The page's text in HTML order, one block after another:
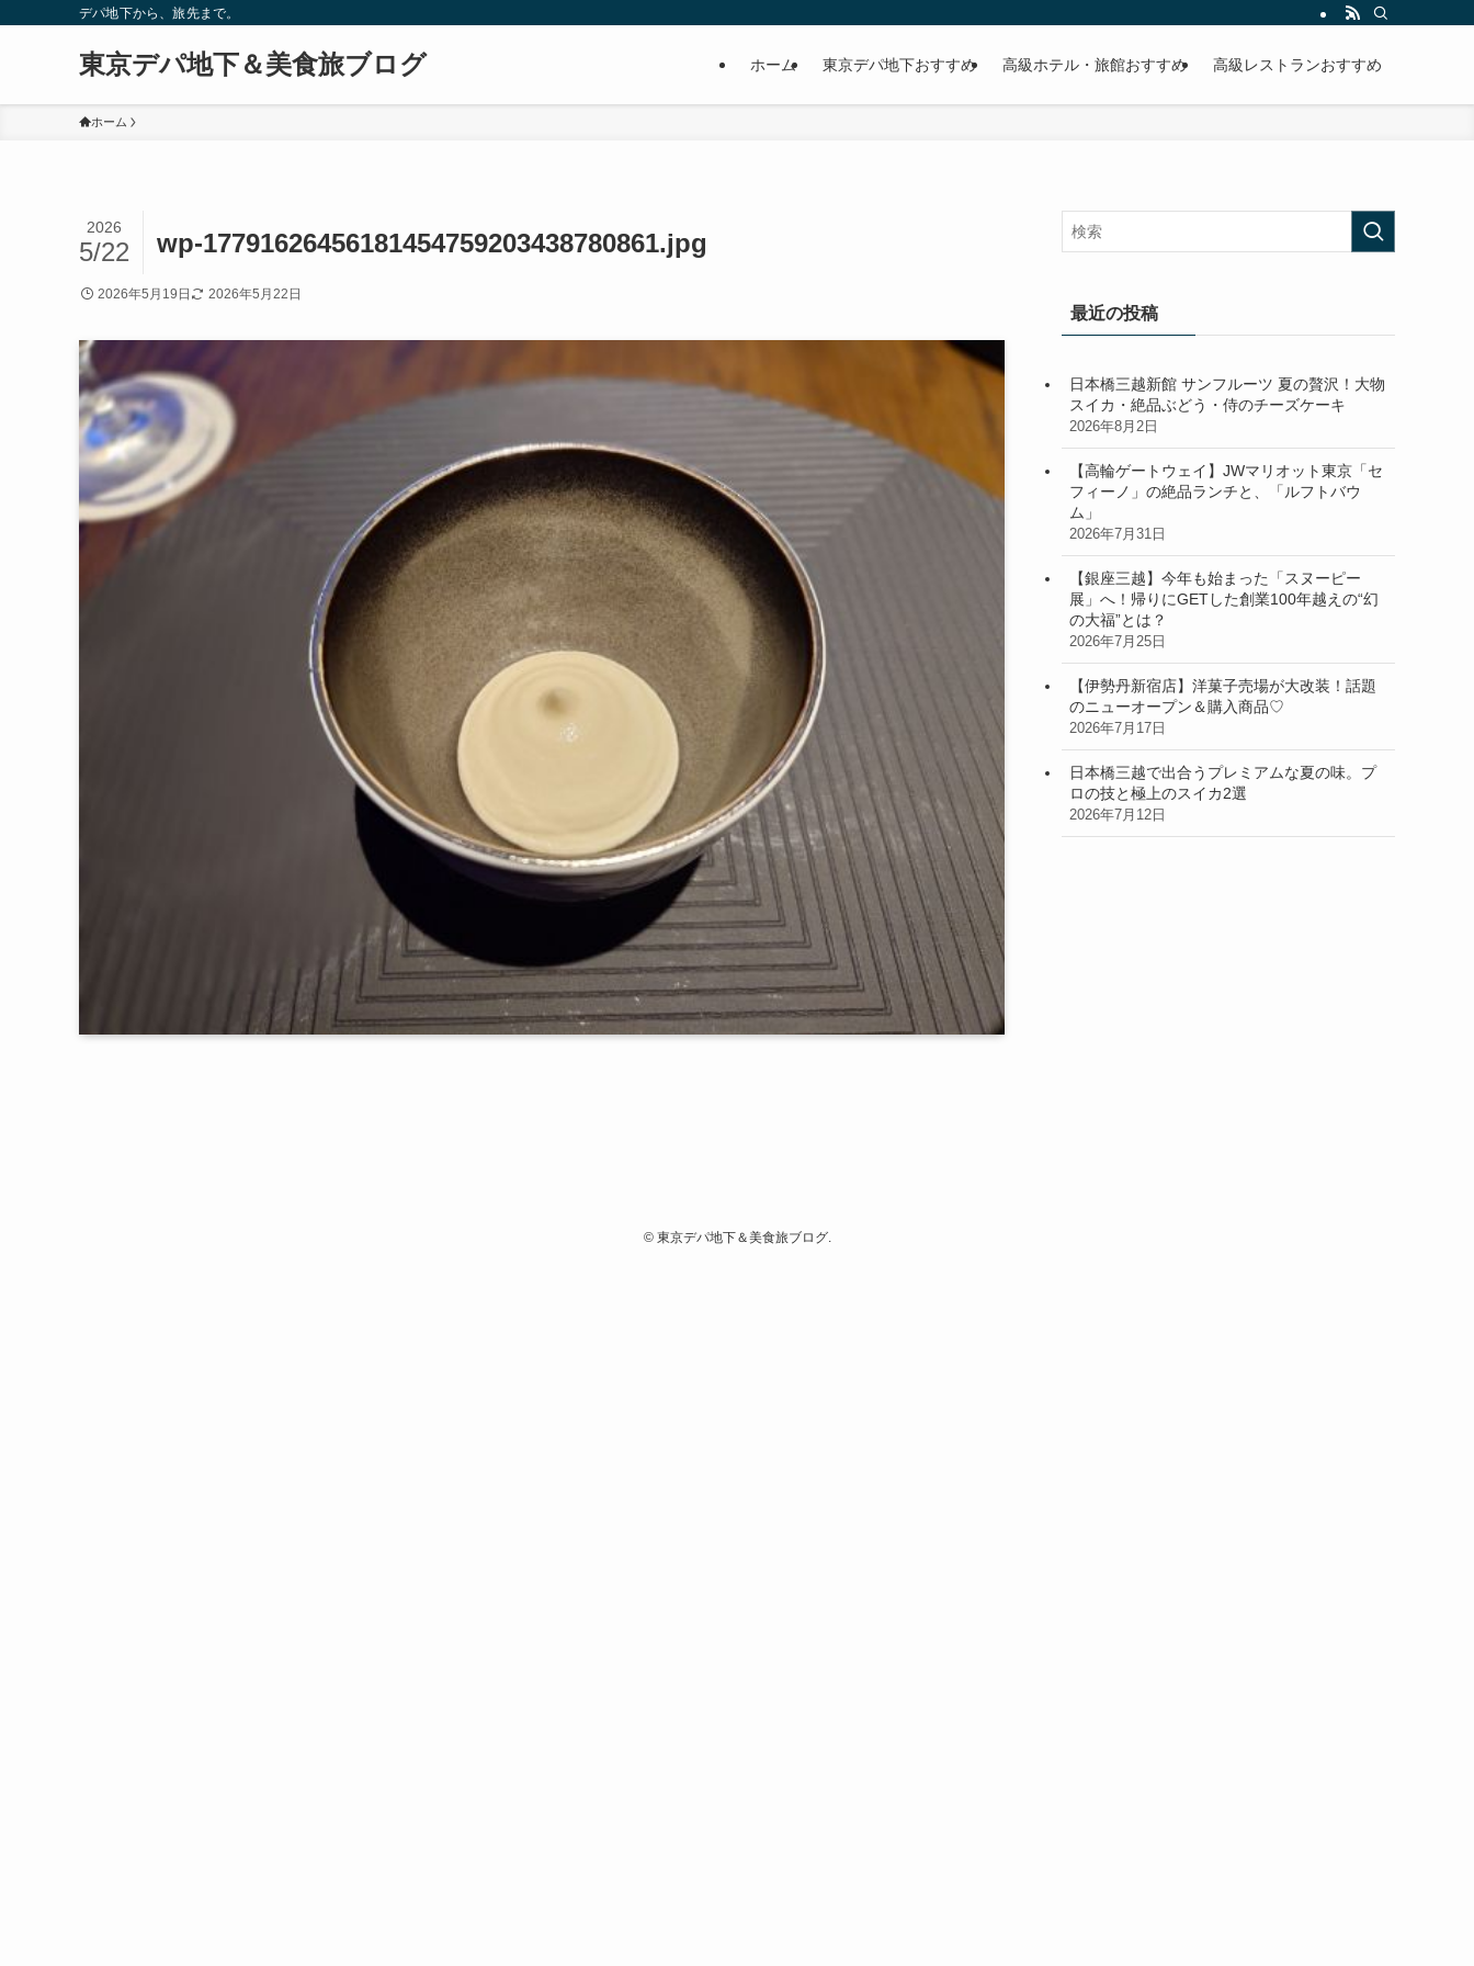
デパ地下から、旅先まで。
東京デパ地下＆美食旅ブログ ホーム 東京デパ地下おすすめ 高級ホテル・旅館おすすめ 高級レストランおすすめ
ホーム
wp-17791626456181454759203438780861.jpg
2026
5/22
2026年5月19日 2026年5月22日
最近の投稿
日本橋三越新館 サンフルーツ 夏の贅沢！大物
スイカ・絶品ぶどう・侍のチーズケーキ
2026年8月2日
【高輪ゲートウェイ】JWマリオット東京「セ
フィーノ」の絶品ランチと、「ルフトバウ
ム」
2026年7月31日
【銀座三越】今年も始まった「スヌーピー
展」へ！帰りにGETした創業100年越えの“幻
の大福”とは？
2026年7月25日
【伊勢丹新宿店】洋菓子売場が大改装！話題
のニューオープン＆購入商品♡
2026年7月17日
日本橋三越で出合うプレミアムな夏の味。プ
ロの技と極上のスイカ2選
2026年7月12日
©東京デパ地下＆美食旅ブログ.